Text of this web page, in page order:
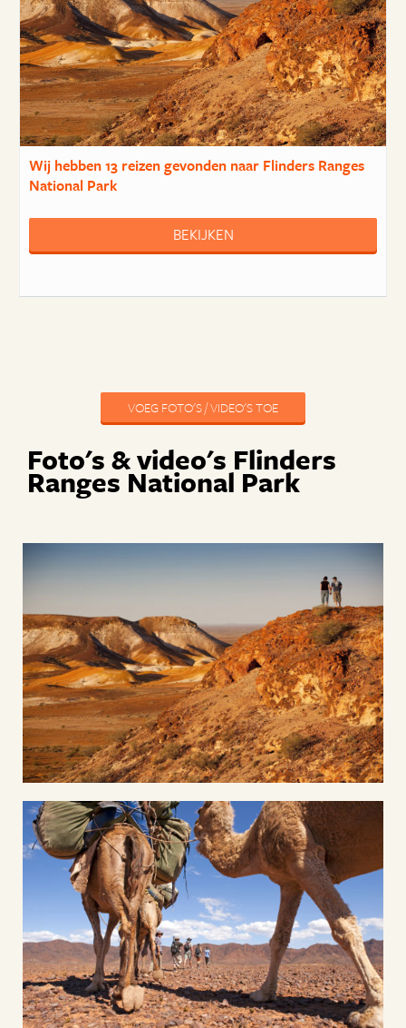
Wij hebben13 reizengevonden naar Flinders Ranges
National Park
BEKIJKEN
VOEG FOTO'S / VIDEO'S TOE
Foto's & video's Flinders
Ranges National Park